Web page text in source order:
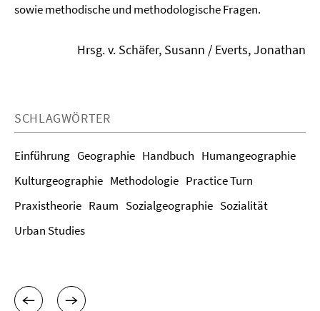
sowie methodische und methodologische Fragen.
Hrsg. v. Schäfer, Susann / Everts, Jonathan
SCHLAGWÖRTER
Einführung Geographie Handbuch Humangeographie
Kulturgeographie Methodologie Practice Turn
Praxistheorie Raum Sozialgeographie Sozialität
Urban Studies